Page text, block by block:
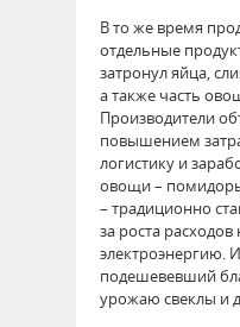
В то же время
отдельные
затронул яйца,
а также часть
Производители
повышением
логистику и
овощи –
– традиционно
за роста
электроэнергию.
подешевевший
урожаю свеклы и